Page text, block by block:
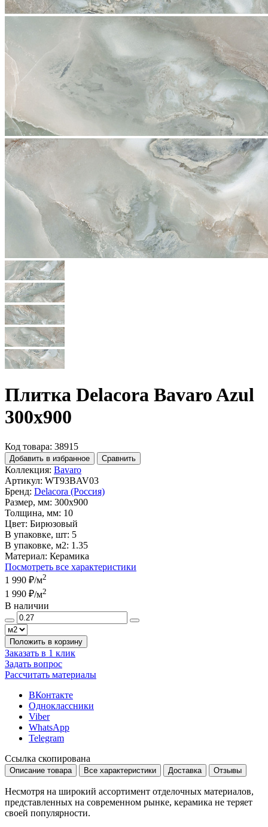
Плитка Delacora Bavaro Azul
300x900
Код товара: 38915
Добавить в избранное Сравнить
Коллекция: Bavaro
Артикул: WT93BAV03
Бренд: Delacora (Россия)
Размер, мм: 300x900
Толщина, мм: 10
Цвет: Бирюзовый
В упаковке, шт: 5
В упаковке, м2: 1.35
Материал: Керамика
Посмотреть все характеристики
1 990 ₽/м2
1 990 ₽/м2
В наличии
Положить в корзину
Заказать в 1 клик
Задать вопрос
Рассчитать материалы
ВКонтакте
Одноклассники
Viber
WhatsApp
Telegram
Ссылка скопирована
Описание товара Все характеристики Доставка Отзывы
Несмотря на широкий ассортимент отделочных материалов,
представленных на современном рынке, керамика не теряет
своей популярности.